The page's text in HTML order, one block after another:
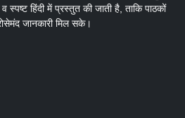
हिंदी में प्रस्तुत की जाती है, ताकि पाठकों
जानकारी मिल सके।